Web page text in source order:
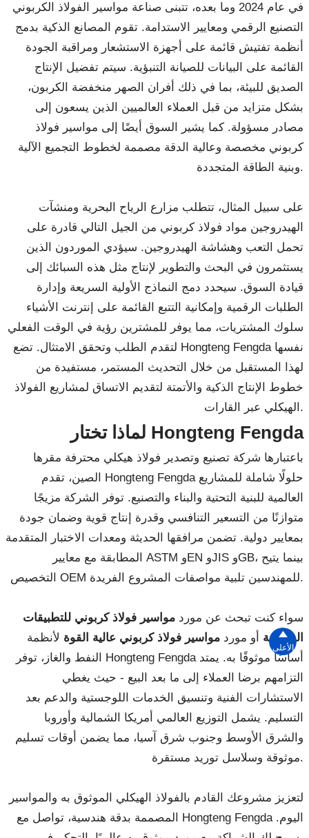
في عام 2024 وما بعده، تتبنى صناعة مواسير الفولاذ الكربوني
التصنيع الرقمي ومعايير الاستدامة. تقوم المصانع الذكية بدمج
أنظمة تفتيش قائمة على أجهزة الاستشعار ومراقبة الجودة
القائمة على البيانات للصيانة التنبؤية. سيتم تفضيل الإنتاج
الصديق للبيئة، بما في ذلك أفران الصهر منخفضة الكربون،
بشكل متزايد من قبل العملاء العالميين الذين يسعون إلى
مصادر مسؤولة. كما يشير السوق أيضًا إلى مواسير فولاذ
كربوني مخصصة وعالية الدقة مصممة لخطوط التجميع الآلية
وبنية الطاقة المتجددة.
على سبيل المثال، تتطلب مزارع الرياح البحرية ومنشآت
الهيدروجين مواد فولاذ كربوني من الجيل التالي قادرة على
تحمل التعب وهشاشة الهيدروجين. سيؤدي الموردون الذين
يستثمرون في البحث والتطوير لإنتاج مثل هذه السبائك إلى
قيادة السوق. سيحدد دمج النماذج الأولية السريعة وإدارة
الطلبات الرقمية وإمكانية التتبع القائمة على إنترنت الأشياء
سلوك المشتريات، مما يوفر للمشترين رؤية في الوقت الفعلي
لتقدم الطلب وتحقق الامتثال. تضع Hongteng Fengda نفسها
لهذا المستقبل من خلال التحديث المستمر، مستفيدة من
خطوط الإنتاج الذكية والأتمتة لتقديم الاتساق لمشاريع الفولاذ
الهيكلي عبر القارات.
لماذا تختار Hongteng Fengda
باعتبارها شركة تصنيع وتصدير فولاذ هيكلي محترفة مقرها
الصين، تقدم Hongteng Fengda حلولًا شاملة للمشاريع
العالمية للبنية التحتية والبناء والتصنيع. توفر الشركة مزيجًا
متوازنًا من التسعير التنافسي وقدرة إنتاج قوية وضمان جودة
بمعايير دولية. تضمن مرافقها الحديثة ومعدات الاختبار المتقدمة
المطابقة مع معايير ASTM وEN وJIS وGB، بينما يتيح
التخصيص OEM للمهندسين تلبية مواصفات المشروع الفريدة.
سواء كنت تبحث عن مورد مواسير فولاذ كربوني للتطبيقات
الصناعية أو مورد مواسير فولاذ كربوني عالية القوة لأنظمة
النفط والغاز، توفر Hongteng Fengda أساسًا موثوقًا به. يمتد
التزامهم برضا العملاء إلى ما بعد البيع - حيث يغطي
الاستشارات الفنية وتنسيق الخدمات اللوجستية والدعم بعد
التسليم. يشمل التوزيع العالمي أمريكا الشمالية وأوروبا
والشرق الأوسط وجنوب شرق آسيا، مما يضمن أوقات تسليم
موثوقة وسلاسل توريد مستقرة.
لتعزيز مشروعك القادم بالفولاذ الهيكلي الموثوق به والمواسير
المصممة بدقة هندسية، تواصل مع Hongteng Fengda اليوم.

الأعلى